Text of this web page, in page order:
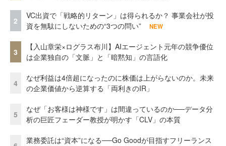
2
VC出資で「戦略的リターン」は得られるか？ 事業会社が投
資を無駄にしないための“3つの問い”
NEW
3
【入山章栄×ログラス布川】AIエージェント元年の競争優位
は企業独自の「文脈」と「暗黙知」の言語化
4
なぜ利益は4倍超になったのに株価は上がらないのか。未来
の企業価値から逆算する「両利きのIR」
5
なぜ「お客様は神様です」は間違っているのか──データ分
析の巨匠フェーダー教授が明かす「CLV」の本質
業務委託は“資本”になる──Go Goodが目指すフリーランス